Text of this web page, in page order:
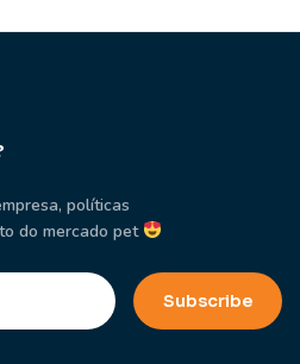
políticas
do mercado pet